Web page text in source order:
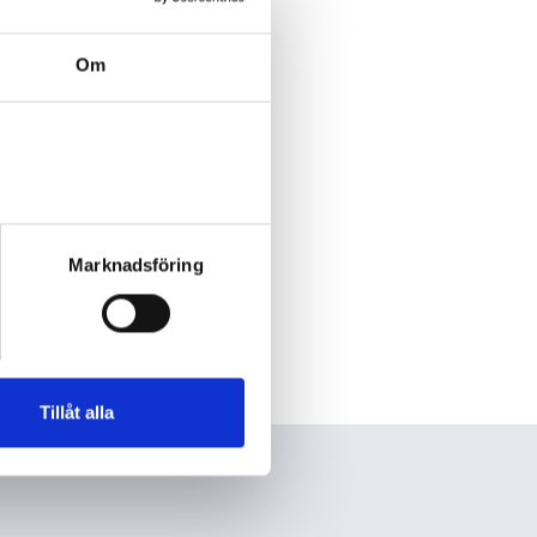
Om
Marknadsföring
Tillåt alla